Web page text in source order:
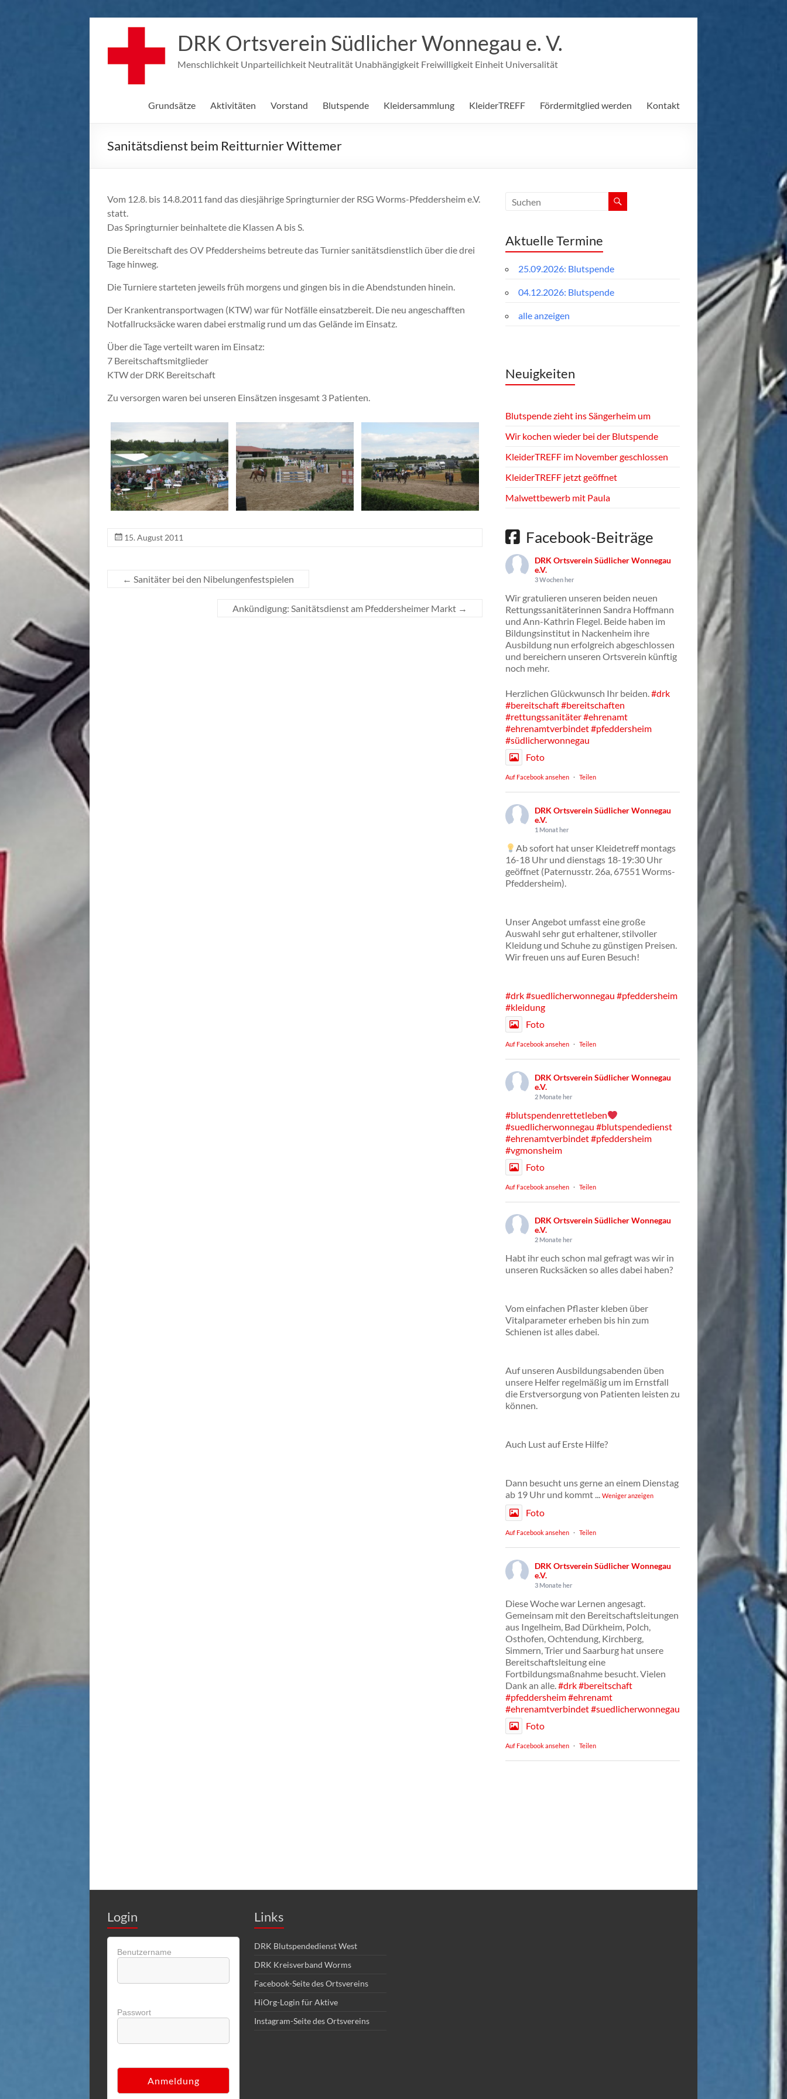
springen
DRK Ortsverein Südlicher Wonnegau e. V.
Menschlichkeit Unparteilichkeit Neutralität Unabhängigkeit Freiwilligkeit Einheit Universalität
Grundsätze Aktivitäten Vorstand Blutspende Kleidersammlung KleiderTREFF Fördermitglied werden Kontakt
Sanitätsdienst beim Reitturnier Wittemer
Vom 12.8. bis 14.8.2011 fand das diesjährige Springturnier der RSG Worms-Pfeddersheim e.V.
statt.
Das Springturnier beinhaltete die Klassen A bis S.
Die Bereitschaft des OV Pfeddersheims betreute das Turnier sanitätsdienstlich über die drei
Tage hinweg.
Die Turniere starteten jeweils früh morgens und gingen bis in die Abendstunden hinein.
Der Krankentransportwagen (KTW) war für Notfälle einsatzbereit. Die neu angeschafften
Notfallrucksäcke waren dabei erstmalig rund um das Gelände im Einsatz.
Über die Tage verteilt waren im Einsatz:
7 Bereitschaftsmitglieder
KTW der DRK Bereitschaft
Zu versorgen waren bei unseren Einsätzen insgesamt 3 Patienten.
15. August 2011
← Sanitäter bei den Nibelungenfestspielen
Ankündigung: Sanitätsdienst am Pfeddersheimer Markt →
Aktuelle Termine
25.09.2026: Blutspende
04.12.2026: Blutspende
alle anzeigen
Neuigkeiten
Blutspende zieht ins Sängerheim um
Wir kochen wieder bei der Blutspende
KleiderTREFF im November geschlossen
KleiderTREFF jetzt geöffnet
Malwettbewerb mit Paula
Facebook-Beiträge
DRK Ortsverein Südlicher Wonnegau
e.V.
3 Wochen her
Wir gratulieren unseren beiden neuen
Rettungssanitäterinnen Sandra Hoffmann
und Ann-Kathrin Flegel. Beide haben im
Bildungsinstitut in Nackenheim ihre
Ausbildung nun erfolgreich abgeschlossen
und bereichern unseren Ortsverein künftig
noch mehr.
Herzlichen Glückwunsch Ihr beiden.#drk
#bereitschaft#bereitschaften
#rettungssanitäter#ehrenamt
#ehrenamtverbindet#pfeddersheim
#südlicherwonnegau
Foto
Auf Facebook ansehen · Teilen
DRK Ortsverein Südlicher Wonnegau
e.V.
1 Monat her
Ab sofort hat unser Kleidetreff montags
16-18 Uhr und dienstags 18-19:30 Uhr
geöffnet (Paternusstr. 26a, 67551 Worms-
Pfeddersheim).
Unser Angebot umfasst eine große
Auswahl sehr gut erhaltener, stilvoller
Kleidung und Schuhe zu günstigen Preisen.
Wir freuen uns auf Euren Besuch!
#drk#suedlicherwonnegau #pfeddersheim
#kleidung
Foto
Auf Facebook ansehen · Teilen
DRK Ortsverein Südlicher Wonnegau
e.V.
2 Monate her
#blutspendenrettetleben
#suedlicherwonnegau #blutspendedienst
#ehrenamtverbindet#pfeddersheim
#vgmonsheim
Foto
Auf Facebook ansehen · Teilen
DRK Ortsverein Südlicher Wonnegau
e.V.
2 Monate her
Habt ihr euch schon mal gefragt was wir in
unseren Rucksäcken so alles dabei haben?
Vom einfachen Pflaster kleben über
Vitalparameter erheben bis hin zum
Schienen ist alles dabei.
Auf unseren Ausbildungsabenden üben
unsere Helfer regelmäßig um im Ernstfall
die Erstversorgung von Patienten leisten zu
können.
Auch Lust auf Erste Hilfe?
Dann besucht uns gerne an einem Dienstag
ab 19 Uhr und kommt ... Weniger anzeigen
Foto
Auf Facebook ansehen · Teilen
DRK Ortsverein Südlicher Wonnegau
e.V.
3 Monate her
Diese Woche war Lernen angesagt.
Gemeinsam mit den Bereitschaftsleitungen
aus Ingelheim, Bad Dürkheim, Polch,
Osthofen, Ochtendung, Kirchberg,
Simmern, Trier und Saarburg hat unsere
Bereitschaftsleitung eine
Fortbildungsmaßnahme besucht. Vielen
Dank an alle.#drk#bereitschaft
#pfeddersheim#ehrenamt
#ehrenamtverbindet#suedlicherwonnegau
Foto
Auf Facebook ansehen · Teilen
Login
Benutzername
Passwort
Links
DRK Blutspendedienst West
DRK Kreisverband Worms
Facebook-Seite des Ortsvereins
HiOrg-Login für Aktive
Instagram-Seite des Ortsvereins